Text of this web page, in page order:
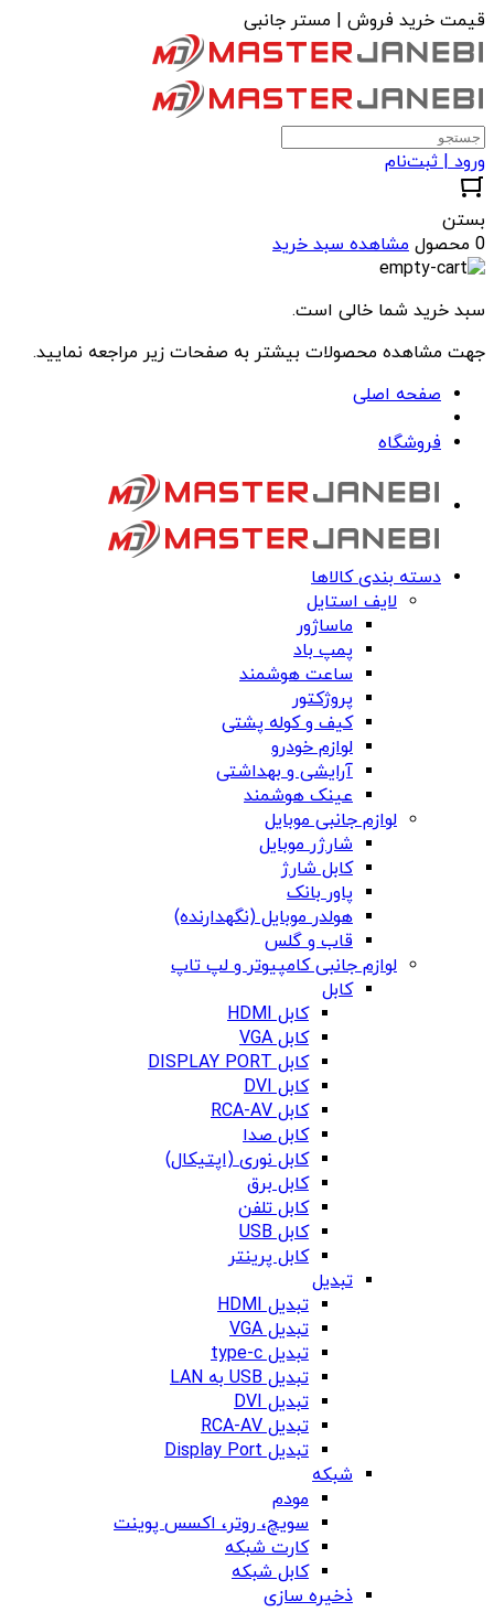
قیمت خرید فروش | مستر جانبی
ورود | ثبت‌نام
بستن
0 محصول
مشاهده سبد خرید
سبد خرید شما خالی است.
جهت مشاهده محصولات بیشتر به صفحات زیر مراجعه نمایید.
صفحه اصلی
فروشگاه
دسته بندی کالاها
لایف استایل
ماساژور
پمپ باد
ساعت هوشمند
پروژکتور
کیف و کوله پشتی
لوازم خودرو
آرایشی و بهداشتی
عینک هوشمند
لوازم جانبی موبایل
شارژر موبایل
کابل شارژ
پاور بانک
هولدر موبایل (نگهدارنده)
قاب و گلس
لوازم جانبی کامپیوتر و لپ تاپ
کابل
کابل HDMI
کابل VGA
کابل DISPLAY PORT
کابل DVI
کابل RCA-AV
کابل صدا
کابل نوری (اپتیکال)
کابل برق
کابل تلفن
کابل USB
کابل پرینتر
تبدیل
تبدیل HDMI
تبدیل VGA
تبدیل type-c
تبدیل USB به LAN
تبدیل DVI
تبدیل RCA-AV
تبدیل Display Port
شبکه
مودم
سویچ، روتر، اکسس پوینت
کارت شبکه
کابل شبکه
ذخیره سازی